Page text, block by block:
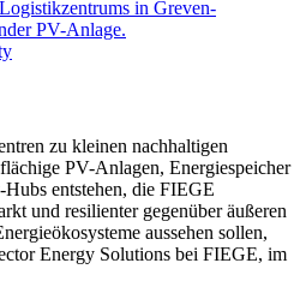
zu kleinen nachhaltigen
PV-Anlagen, Energiespeicher
entstehen, die FIEGE
und resilienter gegenüber äußeren
aussehen sollen,
Energy Solutions bei FIEGE, im